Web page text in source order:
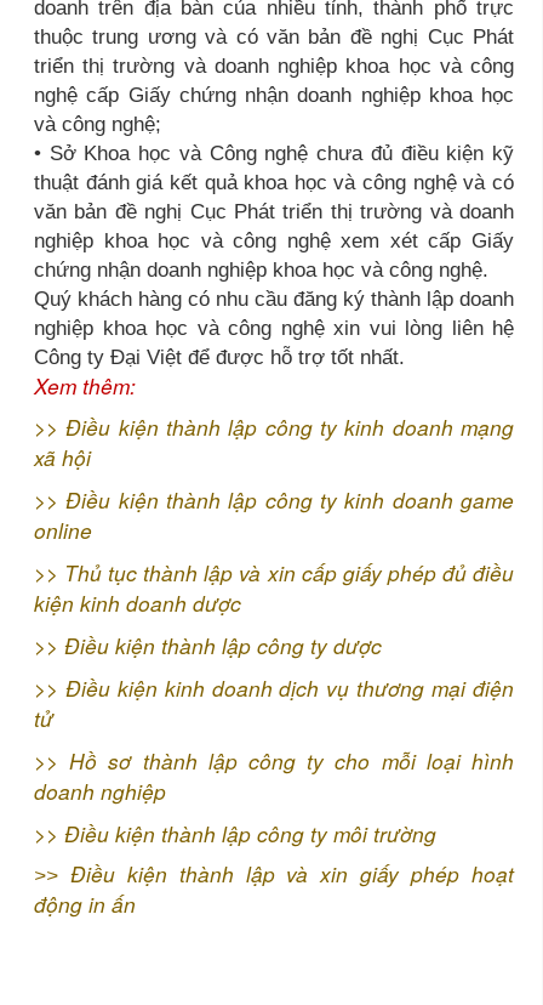
doanh trên địa bàn của nhiều tỉnh, thành phố trực
thuộc trung ương và có văn bản đề nghị Cục Phát
triển thị trường và doanh nghiệp khoa học và công
nghệ cấp Giấy chứng nhận doanh nghiệp khoa học
và công nghệ;
• Sở Khoa học và Công nghệ chưa đủ điều kiện kỹ
thuật đánh giá kết quả khoa học và công nghệ và có
văn bản đề nghị Cục Phát triển thị trường và doanh
nghiệp khoa học và công nghệ xem xét cấp Giấy
chứng nhận doanh nghiệp khoa học và công nghệ.
Quý khách hàng có nhu cầu đăng ký thành lập doanh
nghiệp khoa học và công nghệ xin vui lòng liên hệ
Công ty Đại Việt để được hỗ trợ tốt nhất.
Xem thêm:
>>Điều kiện thành lập công ty kinh doanh mạng
xã hội
>>Điều kiện thành lập công ty kinh doanh game
online
>> Thủ tục thành lập và xin cấp giấy phép đủ điều
kiện kinh doanh dược
>> Điều kiện thành lập công ty dược
>> Điều kiện kinh doanh dịch vụ thương mại điện
tử
>>Hồ sơ thành lập công ty cho mỗi loại hình
doanh nghiệp
>> Điều kiện thành lập công ty môi trường
>> Điều kiện thành lập và xin giấy phép hoạt
động in ấn